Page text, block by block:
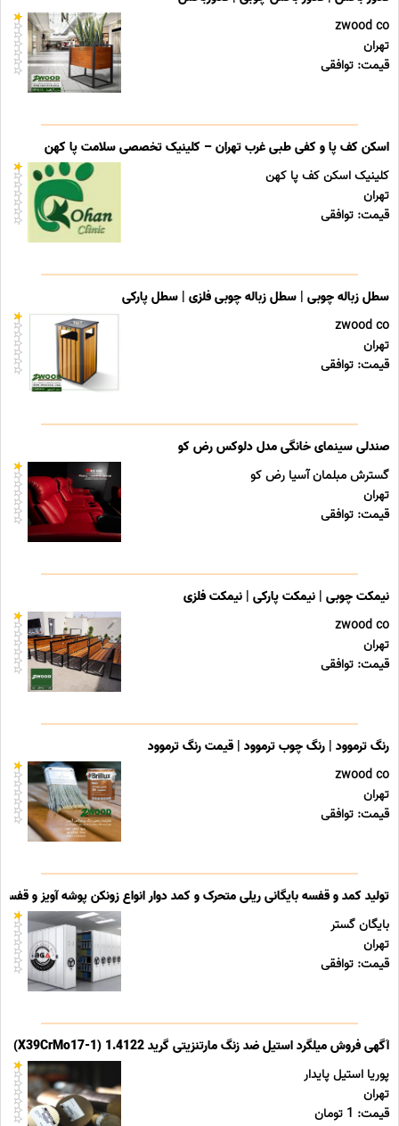
zwood co
تهران
قیمت: توافقی
اسکن کف پا و کفی طبی غرب تهران – کلینیک تخصصی سلامت پا کهن
کلینیک اسکن کف پا کهن
تهران
قیمت: توافقی
سطل زباله چوبی | سطل زباله چوبی فلزی | سطل پارکی
zwood co
تهران
قیمت: توافقی
صندلی سینمای خانگی مدل دلوکس رض کو
گسترش مبلمان آسیا رض کو
تهران
قیمت: توافقی
نیمکت چوبی | نیمکت پارکی | نیمکت فلزی
zwood co
تهران
قیمت: توافقی
رنگ ترموود | رنگ چوب ترموود | قیمت رنگ ترموود
zwood co
تهران
قیمت: توافقی
تولید کمد و قفسه بایگانی ریلی متحرک و کمد دوار انواع زونکن پوشه آویز و قفسه
بایگان گستر
تهران
قیمت: توافقی
آگهی فروش میلگرد استیل ضد زنگ مارتنزیتی گرید 1.4122 (X39CrMo17-1)
پوریا استیل پایدار
تهران
قیمت: 1 تومان